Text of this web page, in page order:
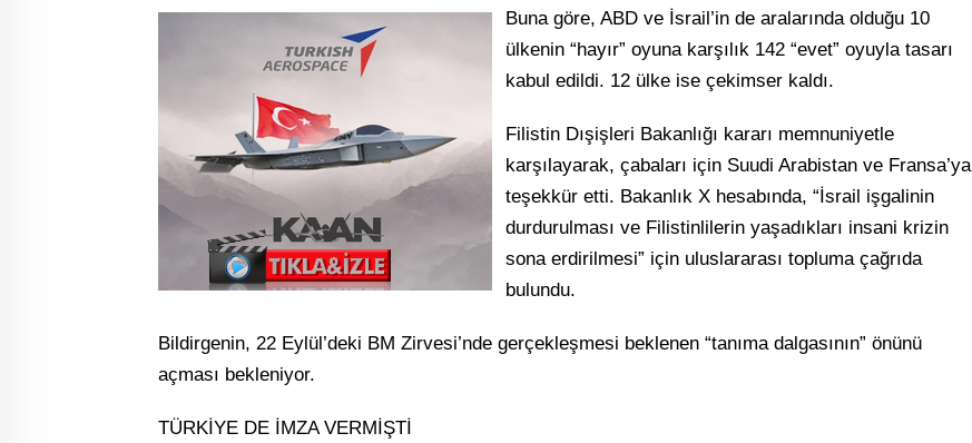
Buna göre, ABD ve İsrail’in de aralarında olduğu 10
ülkenin “hayır” oyuna karşılık 142 “evet” oyuyla tasarı
kabul edildi. 12 ülke ise çekimser kaldı.
Filistin Dışişleri Bakanlığı kararı memnuniyetle
karşılayarak, çabaları için Suudi Arabistan ve Fransa’ya
teşekkür etti. Bakanlık X hesabında, “İsrail işgalinin
durdurulması ve Filistinlilerin yaşadıkları insani krizin
sona erdirilmesi” için uluslararası topluma çağrıda
bulundu.
Bildirgenin, 22 Eylül’deki BM Zirvesi’nde gerçekleşmesi beklenen “tanıma dalgasının” önünü
açması bekleniyor.
TÜRKİYE DE İMZA VERMİŞTİ